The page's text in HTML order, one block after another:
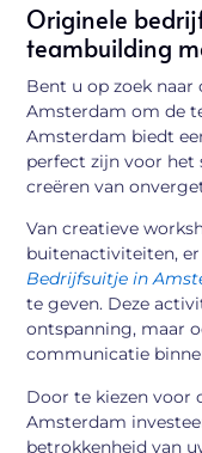
Originele
teambuilding
Bent u op zoek
Amsterdam om de
Amsterdam biedt
perfect zijn voor het
creëren van
Van creatieve
buitenactiviteiten,
Bedrijfsuitje in
te geven. Deze
ontspanning, maar
communicatie
Door te kiezen voor
Amsterdam
betrokkenheid van